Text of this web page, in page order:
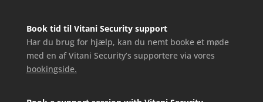
Book tid til Vitani Security support
Har du brug for hjælp, kan du nemt booke et møde
med en af Vitani Security’s supportere via vores
bookingside.